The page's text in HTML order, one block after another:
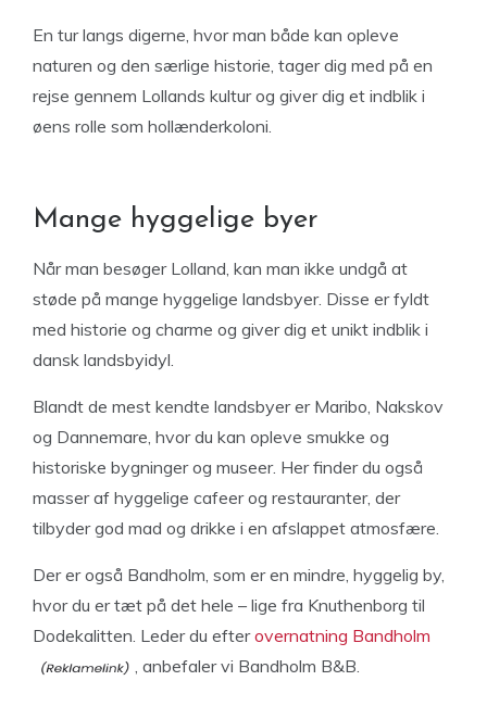
En tur langs digerne, hvor man både kan opleve
naturen og den særlige historie, tager dig med på en
rejse gennem Lollands kultur og giver dig et indblik i
øens rolle som hollænderkoloni.
Mange hyggelige byer
Når man besøger Lolland, kan man ikke undgå at
støde på mange hyggelige landsbyer. Disse er fyldt
med historie og charme og giver dig et unikt indblik i
dansk landsbyidyl.
Blandt de mest kendte landsbyer er Maribo, Nakskov
og Dannemare, hvor du kan opleve smukke og
historiske bygninger og museer. Her finder du også
masser af hyggelige cafeer og restauranter, der
tilbyder god mad og drikke i en afslappet atmosfære.
Der er også Bandholm, som er en mindre, hyggelig by,
hvor du er tæt på det hele – lige fra Knuthenborg til
Dodekalitten. Leder du efterovernatning Bandholm
, anbefaler vi Bandholm B&B.